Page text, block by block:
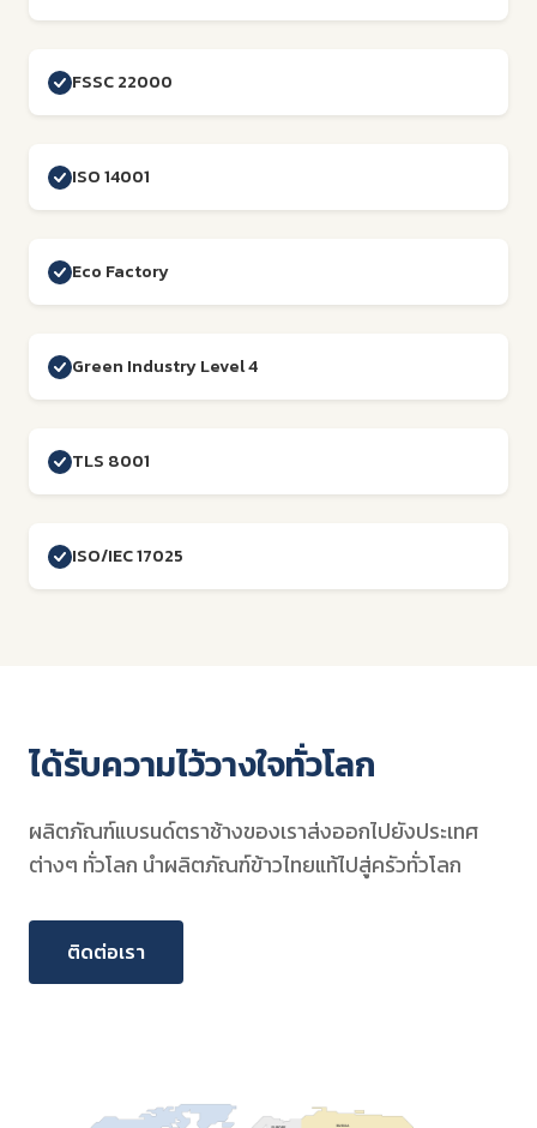
FSSC 22000
ISO 14001
Eco Factory
Green Industry Level 4
TLS 8001
ISO/IEC 17025
ได้รับความไว้วางใจทั่วโลก
ผลิตภัณฑ์แบรนด์ตราช้างของเราส่งออกไปยังประเทศ
ต่างๆ ทั่วโลก นำผลิตภัณฑ์ข้าวไทยแท้ไปสู่ครัวทั่วโลก
ติดต่อเรา